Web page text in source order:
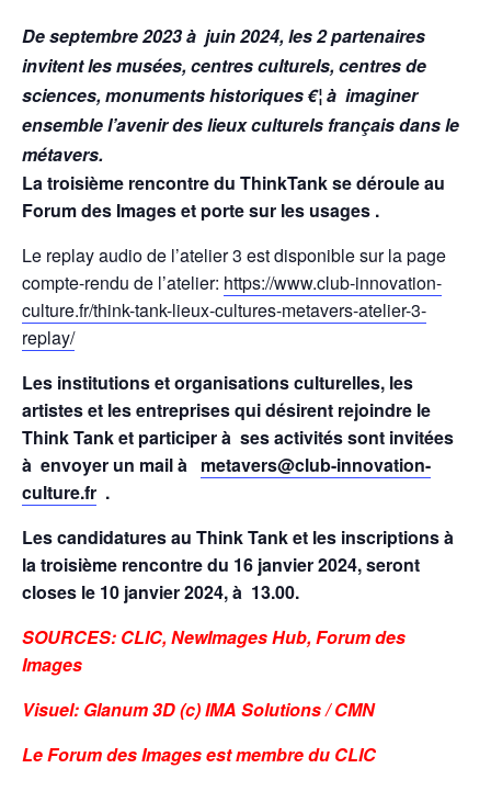
De septembre 2023 à juin 2024, les 2 partenaires
invitent les musées, centres culturels, centres de
sciences, monuments historiques €¦ à imaginer
ensemble l’avenir des lieux culturels français dans le
métavers.
La troisième rencontre du ThinkTank se déroule au
Forum des Images et porte sur les usages .
Le replay audio de l’atelier 3 est disponible sur la page
compte-rendu de l’atelier: https://www.club-innovation-
culture.fr/think-tank-lieux-cultures-metavers-atelier-3-
replay/
Les institutions et organisations culturelles, les
artistes et les entreprises qui désirent rejoindre le
Think Tank et participer à ses activités sont invitées
à envoyer un mail à metavers@club-innovation-
culture.fr .
Les candidatures au Think Tank et les inscriptions à
la troisième rencontre du 16 janvier 2024, seront
closes le 10 janvier 2024, à 13.00.
SOURCES: CLIC, NewImages Hub, Forum des
Images
Visuel: Glanum 3D (c) IMA Solutions / CMN
Le Forum des Images est membre du CLIC